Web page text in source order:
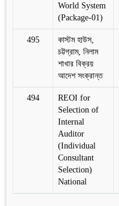
World System
(Package-01)
495
কাস্টম হাউস,
চট্টগ্রাম, নিলাম
শাখার বিক্রয়
আদেশ সংক্রান্ত
494
REOI for
Selection of
Internal
Auditor
(Individual
Consultant
Selection)
National